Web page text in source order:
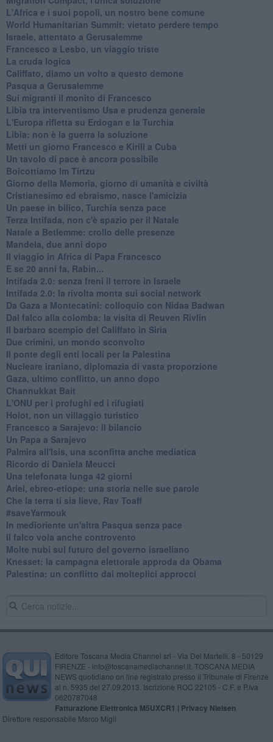
L'Africa e i suoi popoli, un nostro bene comune
World Humanitarian Summit: vietato perdere tempo
Israele, attentato a Gerusalemme
Francesco a Lesbo, un viaggio triste
La cruda logica
Califfato, diamo un volto a questo demone
Pasqua a Gerusalemme
Sui migranti il monito di Francesco
Libia tra interventismo Usa e prudenza generale
L'Europa rifletta su Erdogan e la Turchia
Libia: non è la guerra la soluzione
Metti un giorno Francesco e Kirill a Cuba
Un tavolo di pace è ancora possibile
Boicottiamo Im Tirtzu
Giorno della Memoria, giorno di umanità e civiltà
Cristianesimo ed ebraismo, nasce l'amicizia
Un paese in bilico, Turchia senza pace
Terza Intifada, non c'è spazio per il Natale
Natale a Betlemme: crollo delle presenze
Mandela, due anni dopo
Il viaggio in Africa di Papa Francesco
E se 20 anni fa, Rabin...
Intifada 2.0: senza freni il terrore in Israele
Intifada 2.0: la rivolta monta sui social network
Da Gaza a Montecatini: colloquio con Nidaa Badwan
Dal falco alla colomba: la visita di Reuven Rivlin
Il barbaro scempio del Califfato in Siria
Due crimini, un mondo sconvolto
Il ponte degli enti locali per la Palestina
Nucleare iraniano, diplomazia di vasta proporzione
Gaza, ultimo conflitto, un anno dopo
Channukkat Bait
L'ONU per i profughi ed i rifugiati
Holot, non un villaggio turistico
Francesco a Sarajevo: il bilancio
Un Papa a Sarajevo
Palmira all'Isis, una sconfitta anche mediatica
Ricordo di Daniela Meucci
​Una telefonata lunga 42 giorni
​Ariel, ebreo-etiope: una storia nelle sue parole
Che la terra ti sia lieve, Rav Toaff
​#saveYarmouk
​In medioriente un'altra Pasqua senza pace
​Il falco vola anche controvento
Molte nubi sul futuro del governo israeliano
Knesset: la campagna elettorale approda da Obama
Palestina: un conflitto dai molteplici approcci
Editore Toscana Media Channel srl - Via Dei Martelli, 8 - 50129
FIRENZE - info@toscanamediachannel.it. TOSCANA MEDIA
NEWS quotidiano on line registrato presso il Tribunale di Firenze
al n. 5935 del 27.09.2013. Iscrizione ROC 22105 - C.F. e P.Iva
0620787048
Fatturazione Elettronica M5UXCR1 | Privacy Nielsen
Direttore responsabile Marco Migli